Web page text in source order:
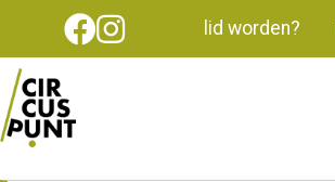
lid worden?